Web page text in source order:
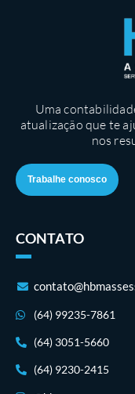
Uma
atualização que te
nos
Trabalhe conosco
CONTATO
(64) 99235-7861
(64) 3051-5660
(64) 9230-2415